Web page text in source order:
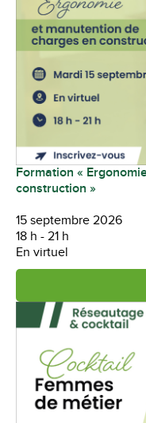
Formation «
construction »
15 septembre 2026
18 h - 21 h
En virtuel